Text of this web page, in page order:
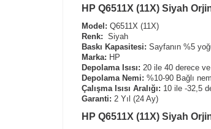
HP Q6511X (11X) Siyah
Model: Q6511X (11X)
Renk: Siyah
Baskı Kapasitesi: Sayfanın %5
Marka: HP
Depolama Isısı: 20 ile 40 derece
Depolama Nemi: %10-90 Bağlı
Çalışma Isısı Aralığı: 10 ile -32,5
Garanti: 2 Yıl (24 Ay)
HP Q6511X (11X) Siyah